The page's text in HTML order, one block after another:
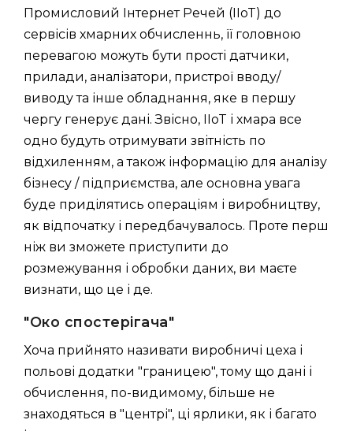
Промисловий Інтернет Речей (IIoT) до
сервісів хмарних обчисленнь, її головною
перевагою можуть бути прості датчики,
прилади, аналізатори, пристрої вводу/
виводу та інше обладнання, яке в першу
чергу генерує дані. Звісно, IIoT і хмара все
одно будуть отримувати звітність по
відхиленням, а також інформацію для аналізу
бізнесу / підприємства, але основна увага
буде приділятись операціям і виробництву,
як відпочатку і передбачувалось. Проте перш
ніж ви зможете приступити до
розмежування і обробки даних, ви маєте
визнати, що це і де.
"Око спостерігача"
Хоча прийнято називати виробничі цеха і
польові додатки "границею", тому що дані і
обчислення, по-видимому, більше не
знаходяться в "центрі", ці ярлики, як і багато